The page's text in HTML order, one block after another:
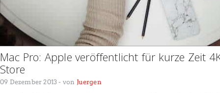
Mac Pro: Apple veröffentlicht für kurze Zeit
Store
09 Dezember 2013 - von Juergen